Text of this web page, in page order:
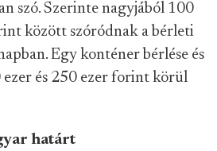
szó. Szerinte nagyjából 100
között szóródnak a bérleti
Egy konténer bérlése és
ezer és 250 ezer forint körül
határt